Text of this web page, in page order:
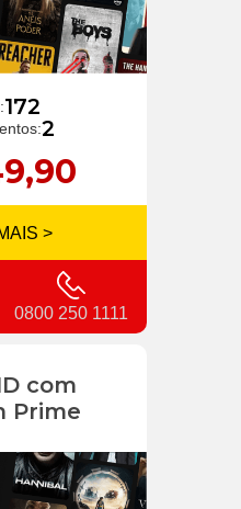
172
2
>
0800 250 1111
com
Prime